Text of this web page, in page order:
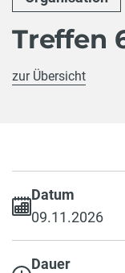
Treffen
zur Übersicht
Datum
09.11.2026
Dauer